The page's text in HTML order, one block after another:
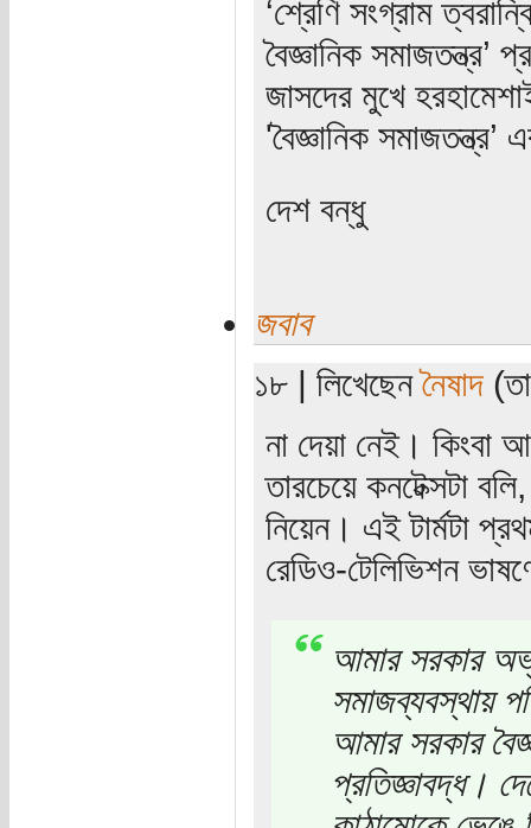
‘শ্রেণি সংগ্রাম
বৈজ্ঞানিক সমাজতন্ত্র’
জাসদের মুখে
'বৈজ্ঞানিক
দেশ বন্ধু
জবাব
১৮ | লিখেছেননৈষাদ
না দেয়া নেই। কিংবা
তারচেয়ে কনটেক্সটা
নিয়েন। এই টার্মটা
রেডিও-টেলিভিশন
আমার সরকার
সমাজব্যবস্থায়
আমার সরকার
প্রতিজ্ঞাবদ্ধ।